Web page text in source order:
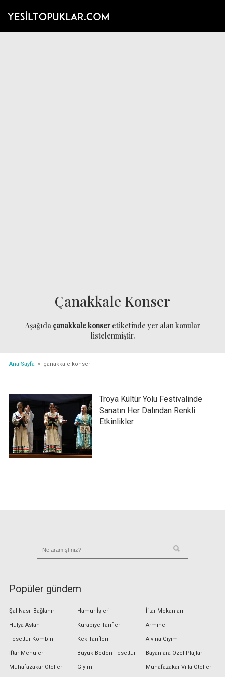
Çanakkale Konser
Aşağıda çanakkale konseretiketinde yer alan konular
listelenmiştir.
Ana Sayfa » çanakkale konser
Troya Kültür Yolu Festivalinde
Sanatın Her Dalından Renkli
Etkinlikler
Popüler gündem
Şal Nasıl Bağlanır
Hülya Aslan
Tesettür Kombin
İftar Menüleri
Muhafazakar Oteller
Hamur İşleri
Kurabiye Tarifleri
Kek Tarifleri
Büyük Beden Tesettür
Giyim
İftar Mekanları
Armine
Alvina Giyim
Bayanlara Özel Plajlar
Muhafazakar Villa Oteller